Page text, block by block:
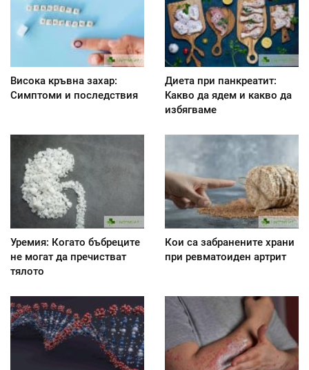
Висока кръвна захар:
Симптоми и последствия
Диета при панкреатит:
Kакво да ядем и какво да
избягваме
Уремия: Когато бъбреците
не могат да пречистват
тялото
Кои са забранените храни
при ревматоиден артрит